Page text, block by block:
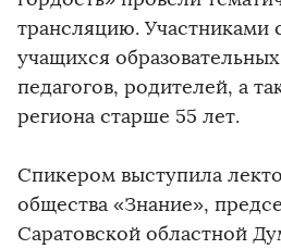
трансляцию. Участниками
учащихся
педагогов, родителей, а
региона старше 55 лет.
Спикером выступила
общества «Знание»,
Саратовской областной